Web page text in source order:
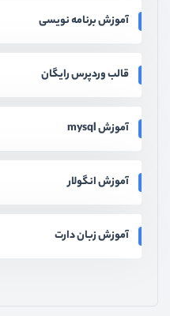
آموزش برنامه نویسی
قالب وردپرس رایگان
آموزش mysql
آموزش انگولار
آموزش زبان دارت